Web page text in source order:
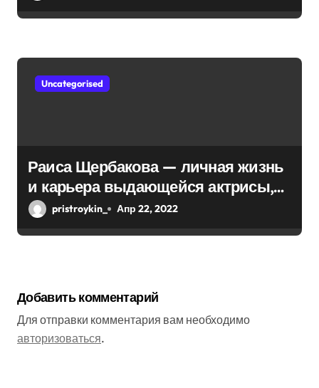
Uncategorised
Раиса Щербакова — личная жизнь
и карьера выдающейся актрисы,
ее достижения в театре и кино,
pristroykin_ Апр 22, 2022
Добавить комментарий
Для отправки комментария вам необходимо
авторизоваться.